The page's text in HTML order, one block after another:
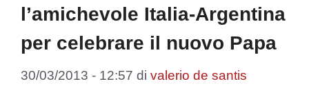
l’amichevole Italia-Argentina
per celebrare il nuovo Papa
30/03/2013 - 12:57 di valerio de santis